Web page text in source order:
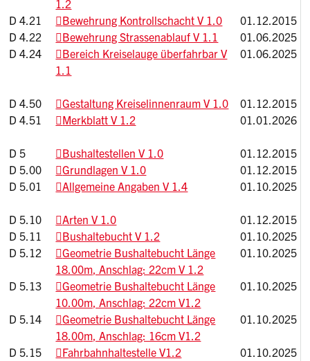
1.2
D 4.21
Bewehrung Kontrollschacht V 1.0
01.12.2015
D 4.22
Bewehrung Strassenablauf V 1.1
01.06.2025
D 4.24
Bereich Kreiselauge überfahrbar V
1.1
01.06.2025
D 4.50 Gestaltung Kreiselinnenraum V 1.0
01.12.2015
D 4.51
Merkblatt V 1.2 01.01.2026
D 5 Bushaltestellen V 1.0
01.12.2015
D 5.00
Grundlagen V 1.0
01.12.2015
D 5.01
Allgemeine Angaben V 1.4 01.10.2025
D 5.10 Arten V 1.0
01.12.2015
D 5.11
Bushaltebucht V 1.2
01.10.2025
D 5.12
Geometrie Bushaltebucht Länge
18.00m, Anschlag: 22cm V 1.2
01.10.2025
D 5.13
Geometrie Bushaltebucht Länge
10.00m, Anschlag: 22cm V1.2
01.10.2025
D 5.14
Geometrie Bushaltebucht Länge
18.00m, Anschlag: 16cm V1.2
01.10.2025
D 5.15 Fahrbahnhaltestelle V1.2
01.10.2025